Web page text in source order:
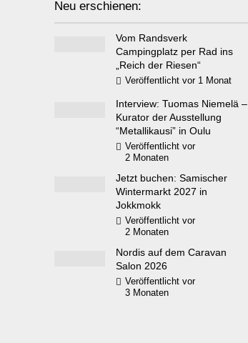
Neu erschienen:
Vom Randsverk
Campingplatz per Rad ins
„Reich der Riesen“
Veröffentlicht vor 1 Monat
Interview: Tuomas Niemelä –
Kurator der Ausstellung
“Metallikausi” in Oulu
Veröffentlicht vor
2 Monaten
Jetzt buchen: Samischer
Wintermarkt 2027 in
Jokkmokk
Veröffentlicht vor
2 Monaten
Nordis auf dem Caravan
Salon 2026
Veröffentlicht vor
3 Monaten